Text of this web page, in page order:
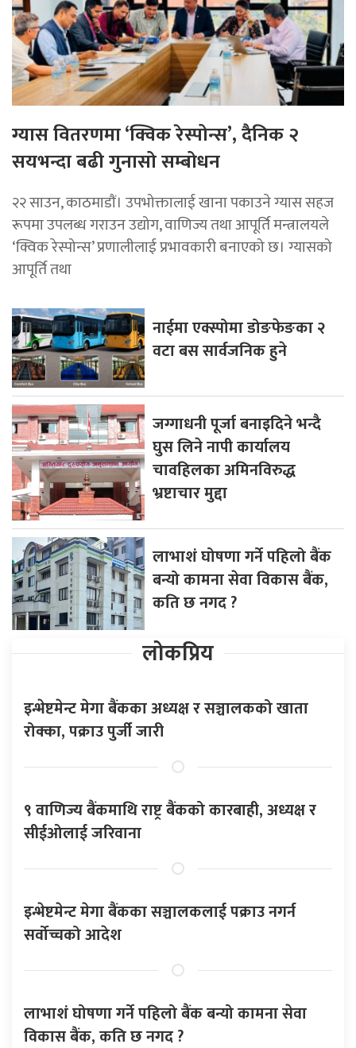
ग्यास वितरणमा ‘क्विक रेस्पोन्स’, दैनिक २
सयभन्दा बढी गुनासो सम्बोधन
२२ साउन, काठमाडाैं। उपभोक्तालाई खाना पकाउने ग्यास सहज
रूपमा उपलब्ध गराउन उद्योग, वाणिज्य तथा आपूर्ति मन्त्रालयले
‘क्विक रेस्पोन्स’ प्रणालीलाई प्रभावकारी बनाएको छ। ग्यासको
आपूर्ति तथा
नाईमा एक्स्पोमा डोङफेङका २
वटा बस सार्वजनिक हुने
जग्गाधनी पूर्जा बनाइदिने भन्दै
घुस लिने नापी कार्यालय
चावहिलका अमिनविरुद्ध
भ्रष्टाचार मुद्दा
लाभाशं घोषणा गर्ने पहिलो बैंक
बन्यो कामना सेवा विकास बैंक,
कति छ नगद ?
लोकप्रिय
इन्भेष्टमेन्ट मेगा बैंकका अध्यक्ष र सञ्चालकको खाता
रोक्का, पक्राउ पुर्जी जारी
९ वाणिज्य बैंकमाथि राष्ट्र बैंकको कारबाही, अध्यक्ष र
सीईओलाई जरिवाना
इन्भेष्टमेन्ट मेगा बैंकका सञ्चालकलाई पक्राउ नगर्न
सर्वोच्चको आदेश
लाभाशं घोषणा गर्ने पहिलो बैंक बन्यो कामना सेवा
विकास बैंक, कति छ नगद ?